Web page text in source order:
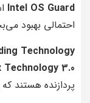
Intel OS Guard
احتمالی بهبود
Technology
3.0
پردازنده هستند